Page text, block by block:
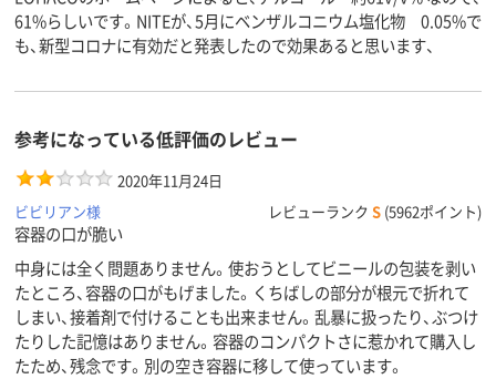
61%らしいです。NITEが、5月にベンザルコニウム塩化物 0.05%で
も、新型コロナに有効だと発表したので効果あると思います、
参考になっている低評価のレビュー
2020年11月24日
ビビリアン様
レビューランク S (5962ポイント)
容器の口が脆い
中身には全く問題ありません。使おうとしてビニールの包装を剥い
たところ、容器の口がもげました。くちばしの部分が根元で折れて
しまい、接着剤で付けることも出来ません。乱暴に扱ったり、ぶつけ
たりした記憶はありません。容器のコンパクトさに惹かれて購入し
たため、残念です。別の空き容器に移して使っています。